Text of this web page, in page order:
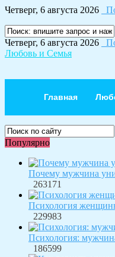
Четверг, 6 августа 2026
Четверг, 6 августа 2026
Любовь и Семья
Главная
Популярно
Почему мужчина
263171
Психология
229983
Психология:
186599